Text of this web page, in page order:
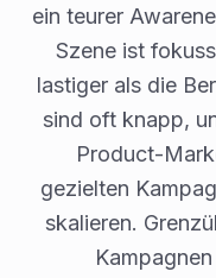
ein teurer
Szene ist
lastiger als die
sind oft knapp,
Product-
gezielten
skalieren.